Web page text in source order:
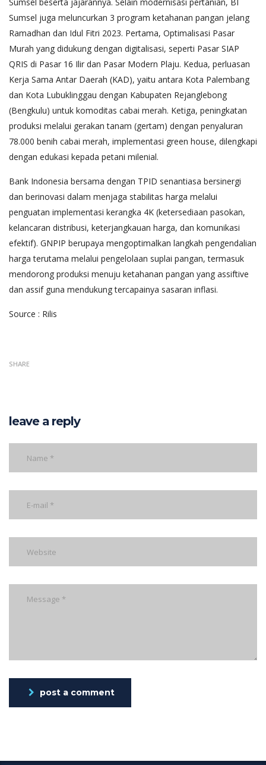
Sumsel juga meluncurkan 3 program ketahanan pangan jelang
Ramadhan dan Idul Fitri 2023. Pertama, Optimalisasi Pasar
Murah yang didukung dengan digitalisasi, seperti Pasar SIAP
QRIS di Pasar 16 Ilir dan Pasar Modern Plaju. Kedua, perluasan
Kerja Sama Antar Daerah (KAD), yaitu antara Kota Palembang
dan Kota Lubuklinggau dengan Kabupaten Rejanglebong
(Bengkulu) untuk komoditas cabai merah. Ketiga, peningkatan
produksi melalui gerakan tanam (gertam) dengan penyaluran
78.000 benih cabai merah, implementasi green house, dilengkapi
dengan edukasi kepada petani milenial.
Bank Indonesia bersama dengan TPID senantiasa bersinergi
dan berinovasi dalam menjaga stabilitas harga melalui
penguatan implementasi kerangka 4K (ketersediaan pasokan,
kelancaran distribusi, keterjangkauan harga, dan komunikasi
efektif). GNPIP berupaya mengoptimalkan langkah pengendalian
harga terutama melalui pengelolaan suplai pangan, termasuk
mendorong produksi menuju ketahanan pangan yang assiftive
dan assif guna mendukung tercapainya sasaran inflasi.
Source : Rilis
SHARE
leave a reply
post a comment